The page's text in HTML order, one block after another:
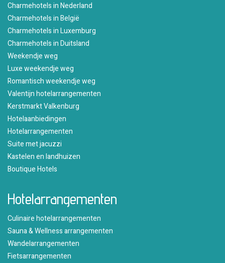
Charmehotels in Nederland
Charmehotels in België
Charmehotels in Luxemburg
Charmehotels in Duitsland
Weekendje weg
Luxe weekendje weg
Romantisch weekendje weg
Valentijn hotelarrangementen
Kerstmarkt Valkenburg
Hotelaanbiedingen
Hotelarrangementen
Suite met jacuzzi
Kastelen en landhuizen
Boutique Hotels
Hotelarrangementen
Culinaire hotelarrangementen
Sauna & Wellness arrangementen
Wandelarrangementen
Fietsarrangementen